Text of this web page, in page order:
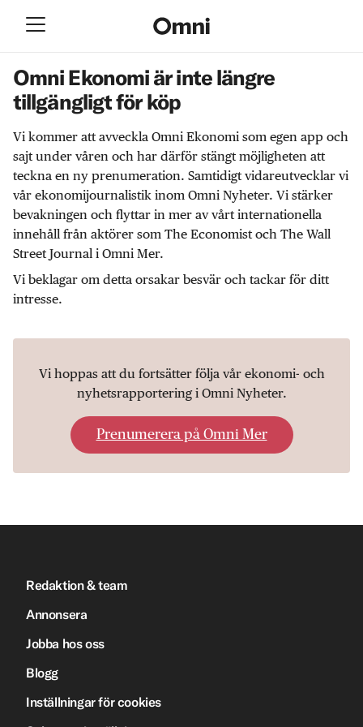
Omni Ekonomi är inte längre
tillgängligt för köp
Vi kommer att avveckla Omni Ekonomi som egen app och
sajt under våren och har därför stängt möjligheten att
teckna en ny prenumeration. Samtidigt vidareutvecklar vi
vår ekonomijournalistik inom Omni Nyheter. Vi stärker
bevakningen och flyttar in mer av vårt internationella
innehåll från aktörer som The Economist och The Wall
Street Journal i Omni Mer.
Vi beklagar om detta orsakar besvär och tackar för ditt
intresse.
Vi hoppas att du fortsätter följa vår ekonomi- och
nyhetsrapportering i Omni Nyheter.
Prenumerera på Omni Mer
Redaktion & team
Annonsera
Jobba hos oss
Blogg
Inställningar för cookies